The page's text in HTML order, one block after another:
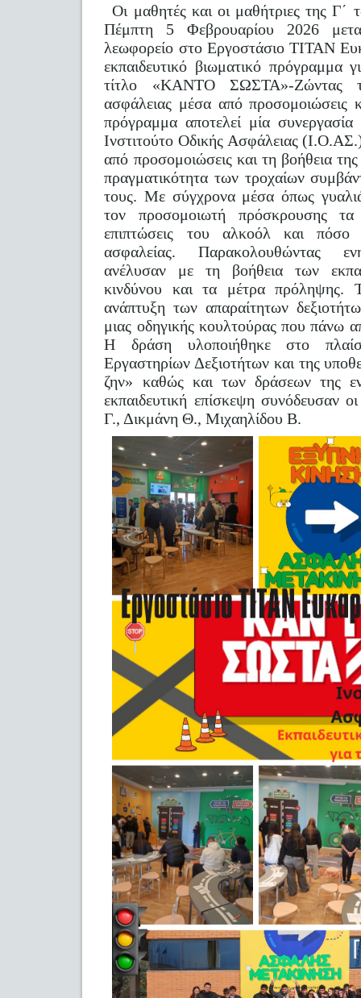
Οι μαθητές και οι μαθήτριες της Γ΄
Πέμπτη 5 Φεβρουαρίου 2026
λεωφορείο στο Εργοστάσιο ΤΙΤΑΝ
εκπαιδευτικό βιωματικό πρόγραμμα
τίτλο «ΚΑΝΤΟ ΣΩΣΤΑ»-Ζώντας
ασφάλειας μέσα από προσομοιώσεις
πρόγραμμα αποτελεί μία
Ινστιτούτο Οδικής Ασφάλειας
από προσομοιώσεις και τη βοήθεια
πραγματικότητα των τροχαίων
τους. Με σύγχρονα μέσα όπως
τον προσομοιωτή πρόσκρουσης τα
επιπτώσεις του αλκοόλ και πόσο
ασφαλείας. Παρακολουθώντας
ανέλυσαν με τη βοήθεια των
κινδύνου και τα μέτρα πρόληψης.
ανάπτυξη των απαραίτητων
μιας οδηγικής κουλτούρας που πάνω
Η δράση υλοποιήθηκε στο
Εργαστηρίων Δεξιοτήτων και της
ζην» καθώς και των δράσεων της
εκπαιδευτική επίσκεψη συνόδευσαν
Γ., Δικμάνη Θ., Μιχαηλίδου Β.